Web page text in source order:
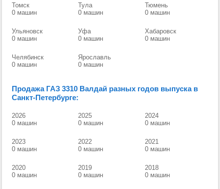
Томск
0 машин
Тула
0 машин
Тюмень
0 машин
Ульяновск
0 машин
Уфа
0 машин
Хабаровск
0 машин
Челябинск
0 машин
Ярославль
0 машин
Продажа ГАЗ 3310 Валдай разных годов выпуска в
Санкт-Петербурге:
2026
0 машин
2025
0 машин
2024
0 машин
2023
0 машин
2022
0 машин
2021
0 машин
2020
0 машин
2019
0 машин
2018
0 машин